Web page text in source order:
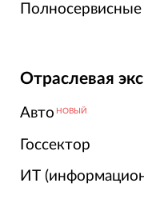
Отраслевая
Авто НОВЫЙ
Госсектор
ИТ